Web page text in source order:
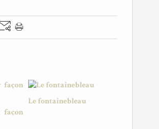
Le fontainebleau